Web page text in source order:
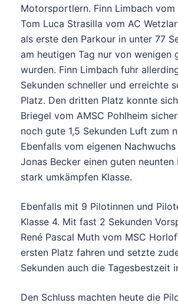
Motorsportlern. Finn Limbach vom
Tom Luca Strasilla vom AC
als erste den Parkour in unter 77
am heutigen Tag nur von wenigen
wurden. Finn Limbach fuhr
Sekunden schneller und erreichte
Platz. Den dritten Platz konnte
Briegel vom AMSC Pohlheim
noch gute 1,5 Sekunden Luft zum
Ebenfalls vom eigenen
Jonas Becker einen guten neunten
stark umkämpfen Klasse.
Ebenfalls mit 9 Pilotinnen und
Klasse 4. Mit fast 2 Sekunden
René Pascal Muth vom MSC
ersten Platz fahren und setzte
Sekunden auch die Tagesbestzeit
Den Schluss machten heute die